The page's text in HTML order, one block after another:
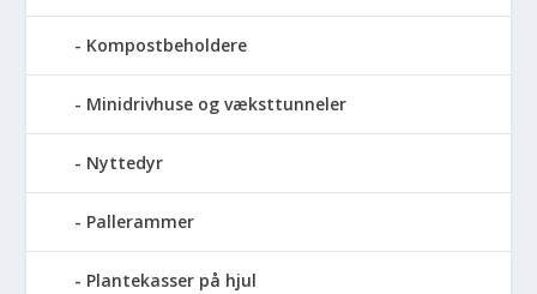
Kompostbeholdere
Minidrivhuse og væksttunneler
Nyttedyr
Pallerammer
Plantekasser på hjul